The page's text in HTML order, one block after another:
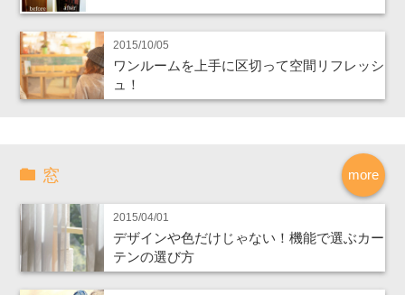
2015/10/05
ワンルームを上手に区切って空間リフレッシ
ュ！
more
窓
2015/04/01
デザインや色だけじゃない！機能で選ぶカー
テンの選び方